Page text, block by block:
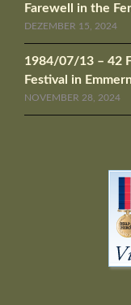
Farewell in the
DEZEMBER 15, 2024
1984/07/13 – 42
Festival in Emmern
NOVEMBER 28, 2024